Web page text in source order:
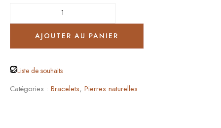
AJOUTER AU PANIER
Liste de souhaits
Catégories : Bracelets, Pierres naturelles